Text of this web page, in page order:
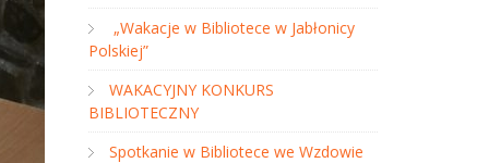
„Wakacje w Bibliotece w Jabłonicy
Polskiej”
WAKACYJNY KONKURS
BIBLIOTECZNY
Spotkanie w Bibliotece we Wzdowie